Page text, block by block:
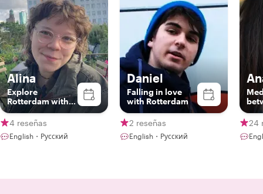
Alina
Explore
Rotterdam with
me!
4 reseñas
English・Русский
Daniel
Falling in love
with Rotterdam
2 reseñas
English・Русский
24